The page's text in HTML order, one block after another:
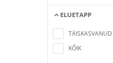
ELUETAPP
TÄISKASVANUD
KÕIK